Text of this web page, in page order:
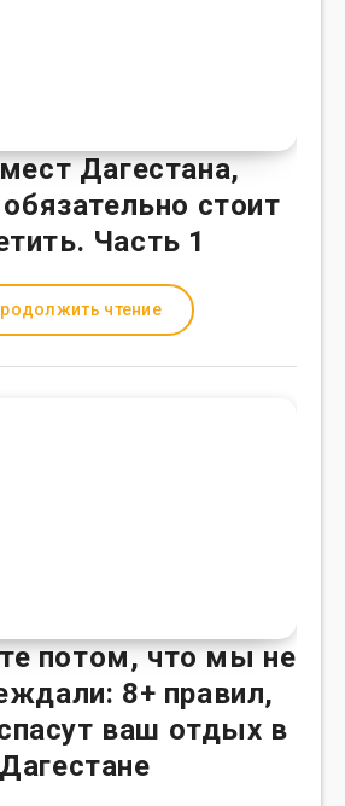
Дагестана,
стоит
Часть 1
чтение
потом, что мы не
8+ правил,
ваш отдых в
Дагестане